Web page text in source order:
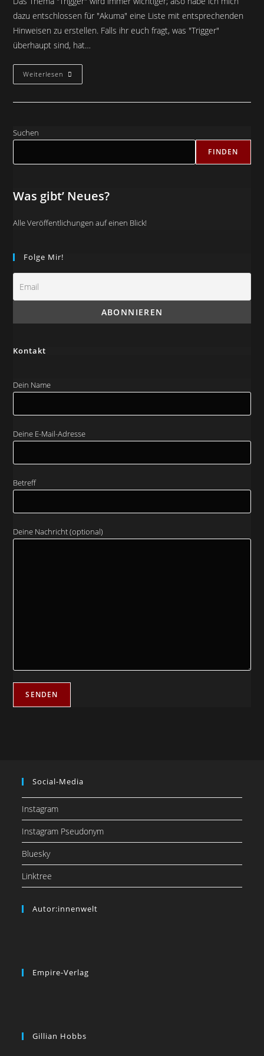
dazu entschlossen für "Akuma" eine Liste mit entsprechenden
Hinweisen zu erstellen. Falls ihr euch fragt, was "Trigger"
überhaupt sind, hat…
Weiterlesen Liebe
Alle!
Suchen
FINDEN
Was gibt’ Neues?
Alle Veröffentlichungen auf einen Blick!
Folge Mir!
Kontakt
Dein Name
Deine E-Mail-Adresse
Betreff
Deine Nachricht (optional)
Social-Media
Instagram
Instagram Pseudonym
Bluesky
Linktree
Autor:innenwelt
Empire-Verlag
Gillian Hobbs